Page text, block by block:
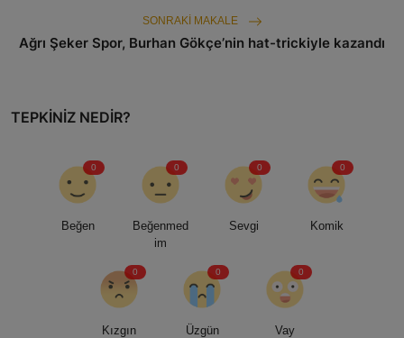
SONRAKI MAKALE
Ağrı Şeker Spor, Burhan Gökçe’nin hat-trickiyle kazandı
TEPKINIZ NEDIR?
Beğen
0
Beğenmed
im
0
Sevgi
0
Komik
0
Kızgın
0
Üzgün
0
Vay
0